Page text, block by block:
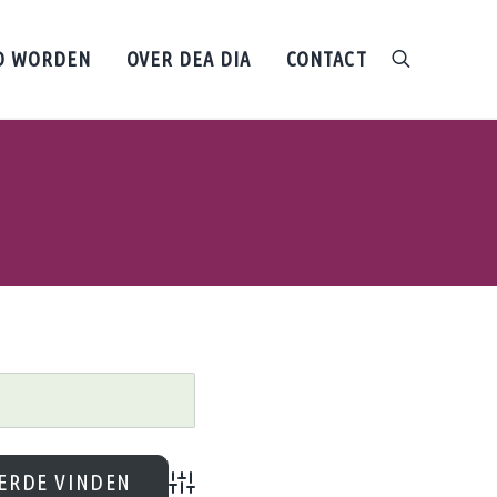
WORDEN OVER DEA DIA CONTACT search